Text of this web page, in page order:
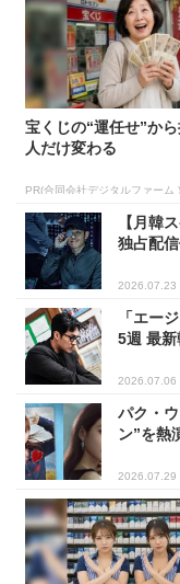
宝くじの“運任せ”か
人だけ変わる
PR(合同会社デジタルファーム )
【月韓
独占配
2026.07.23
「エー
5週 最
2026.07.06
パク・
ン”を熱
2026.07.29